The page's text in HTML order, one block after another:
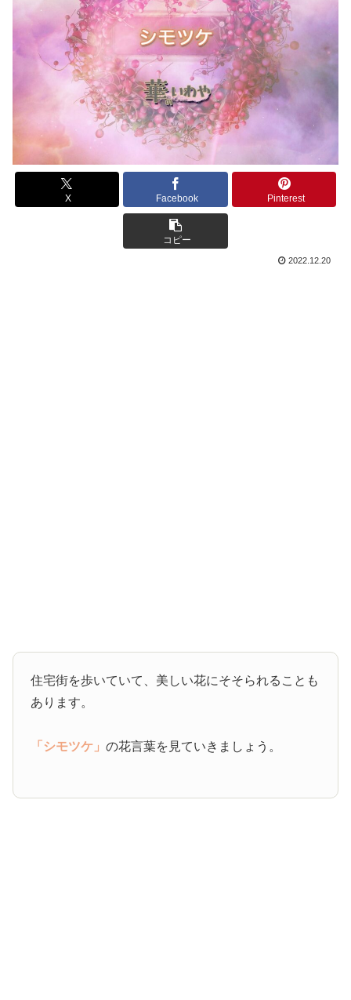
X Facebook Pinterest
コピー
2022.12.20
住宅街を歩いていて、美しい花にそそられることも
あります。
「シモツケ」の花言葉を見ていきましょう。